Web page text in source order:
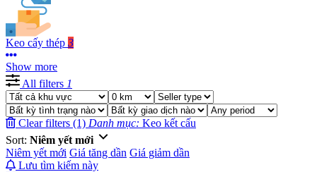
Keo cấy thép 3
Show more
All filters 1
Clear filters (1) Danh mục: Keo kết cấu
Sort: Niêm yết mới
Niêm yết mới Giá tăng dần Giá giảm dần
Lưu tìm kiếm này